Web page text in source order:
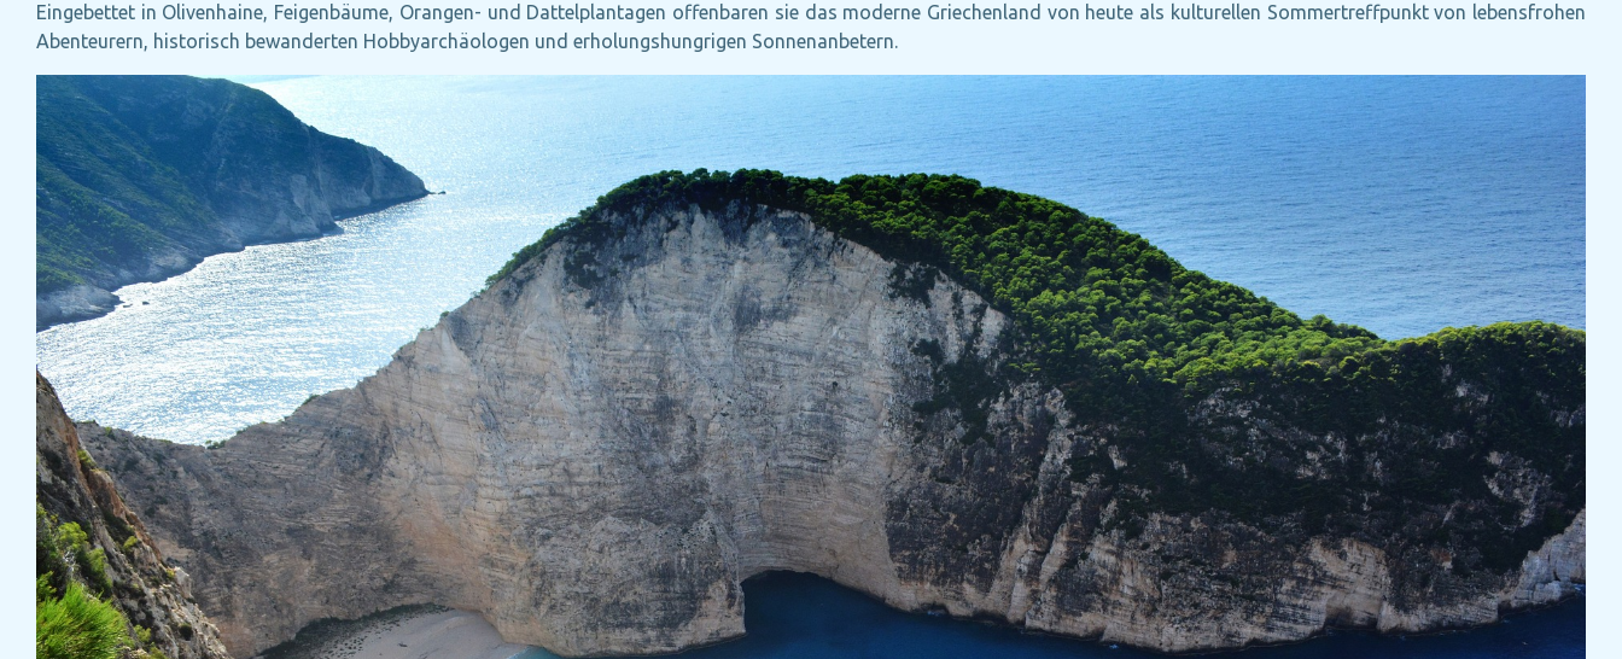
Eingebettet in Olivenhaine, Feigenbäume, Orangen- und Dattelplantagen offenbaren sie das moderne Griechenland von heute als kulturellen Sommertreffpunkt von lebensfrohen
Abenteurern, historisch bewanderten Hobbyarchäologen und erholungshungrigen Sonnenanbetern.